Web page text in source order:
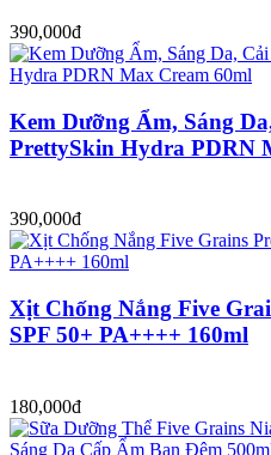
390,000đ
Kem Dưỡng Ẩm, Sáng
PrettySkin Hydra PDRN
390,000đ
Xịt Chống Nắng Five
SPF 50+ PA++++ 160ml
180,000đ